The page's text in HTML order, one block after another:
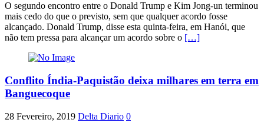
O segundo encontro entre o Donald Trump e Kim Jong-un terminou
mais cedo do que o previsto, sem que qualquer acordo fosse
alcançado. Donald Trump, disse esta quinta-feira, em Hanói, que
não tem pressa para alcançar um acordo sobre o […]
Conflito Índia-Paquistão deixa milhares em terra em
Banguecoque
28 Fevereiro, 2019 Delta Diario 0